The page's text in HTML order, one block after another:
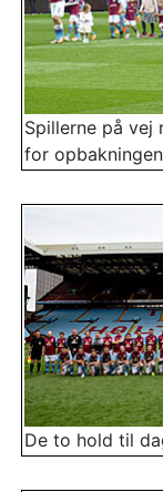
Spillerne på
for
De to hold til